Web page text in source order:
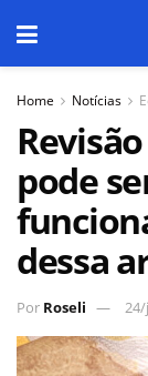
Home Notícias
pode
dessa
Por Roseli